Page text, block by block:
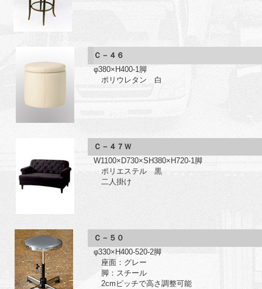
Ｃ－４６
φ380×H400-1脚
ポリウレタン 白
Ｃ－４７Ｗ
W1100×D730×SH380×H720-1脚
ポリエステル 黒
二人掛け
Ｃ－５０
φ330×H400-520‐2脚
座面：グレー
脚：スチール
2cmピッチで高さ調整可能